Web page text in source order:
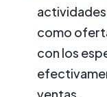
como
con los